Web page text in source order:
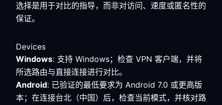
选择是用于对比的指导，而非对访问、速度或匿名性的
保证。
Devices
Windows: 支持 Windows；检查 VPN 客户端，并将
所选路由与直接连接进行对比。
Android: 已验证的最低要求为 Android 7.0 或更高版
本；在连接台北（中国）后，检查当前模式，并核对路